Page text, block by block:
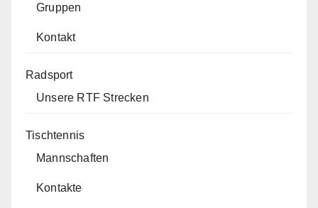
Gruppen
Kontakt
Radsport
Unsere RTF Strecken
Tischtennis
Mannschaften
Kontakte